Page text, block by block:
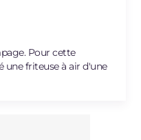
Pour cette
une friteuse à air d'une